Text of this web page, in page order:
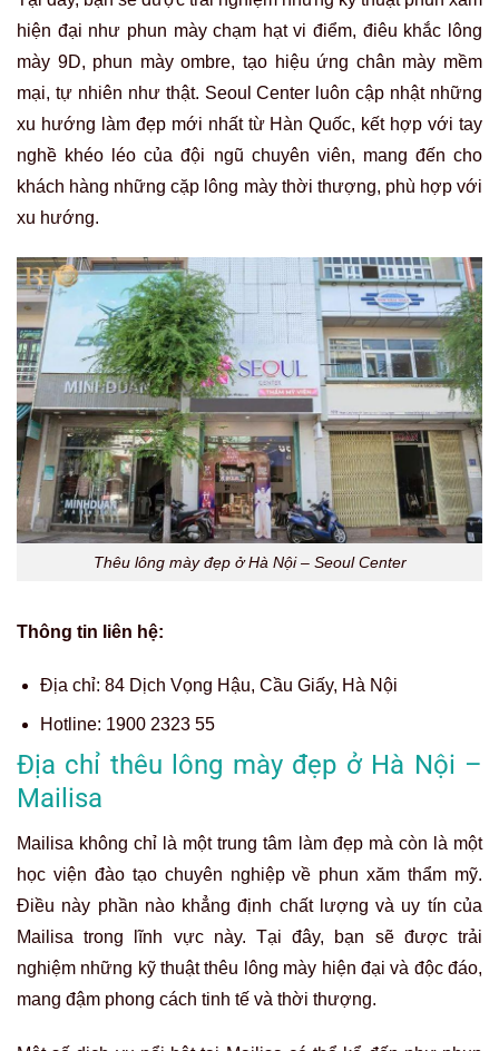
hiện đại như phun mày chạm hạt vi điểm, điêu khắc lông
mày 9D, phun mày ombre, tạo hiệu ứng chân mày mềm
mại, tự nhiên như thật. Seoul Center luôn cập nhật những
xu hướng làm đẹp mới nhất từ Hàn Quốc, kết hợp với tay
nghề khéo léo của đội ngũ chuyên viên, mang đến cho
khách hàng những cặp lông mày thời thượng, phù hợp với
xu hướng.
Thêu lông mày đẹp ở Hà Nội – Seoul Center
Thông tin liên hệ:
Địa chỉ: 84 Dịch Vọng Hậu, Cầu Giấy, Hà Nội
Hotline: 1900 2323 55
Địa chỉ thêu lông mày đẹp ở Hà Nội –
Mailisa
Mailisa không chỉ là một trung tâm làm đẹp mà còn là một
học viện đào tạo chuyên nghiệp về phun xăm thẩm mỹ.
Điều này phần nào khẳng định chất lượng và uy tín của
Mailisa trong lĩnh vực này. Tại đây, bạn sẽ được trải
nghiệm những kỹ thuật thêu lông mày hiện đại và độc đáo,
mang đậm phong cách tinh tế và thời thượng.